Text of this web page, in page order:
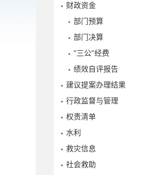
财政资金
部门预算
部门决算
“三公”经费
绩效自评报告
建议提案办理结果
行政监督与管理
权责清单
水利
救灾信息
社会救助